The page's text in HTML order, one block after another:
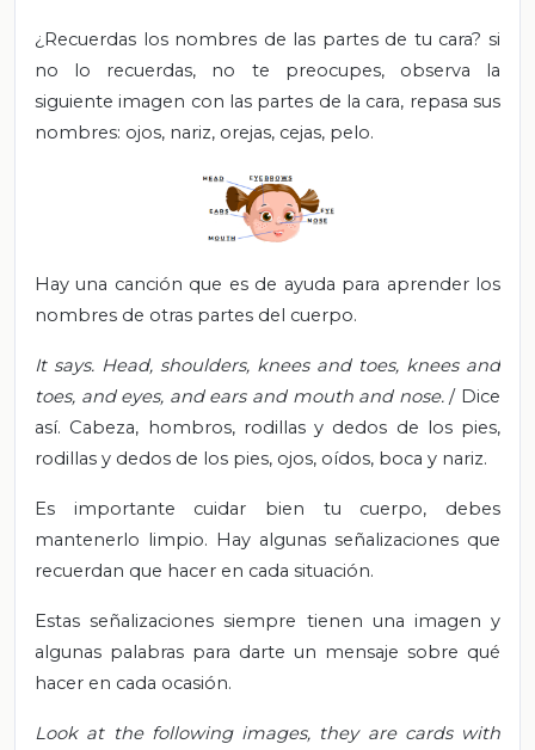
¿Recuerdas los nombres de las partes de tu cara? si
no lo recuerdas, no te preocupes, observa la
siguiente imagen con las partes de la cara, repasa sus
nombres: ojos, nariz, orejas, cejas, pelo.
Hay una canción que es de ayuda para aprender los
nombres de otras partes del cuerpo.
It says. Head, shoulders, knees and toes, knees and
toes, and eyes, and ears and mouth and nose./ Dice
así. Cabeza, hombros, rodillas y dedos de los pies,
rodillas y dedos de los pies, ojos, oídos, boca y nariz.
Es importante cuidar bien tu cuerpo, debes
mantenerlo limpio. Hay algunas señalizaciones que
recuerdan que hacer en cada situación.
Estas señalizaciones siempre tienen una imagen y
algunas palabras para darte un mensaje sobre qué
hacer en cada ocasión.
Look at the following images, they are cards with